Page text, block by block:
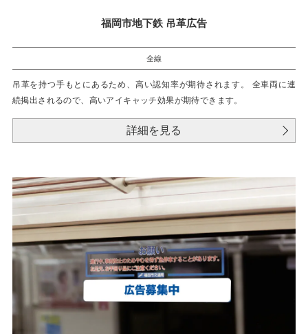
福岡市地下鉄 吊革広告
全線
吊革を持つ手もとにあるため、高い認知率が期待されます。 全車両に連
続掲出されるので、高いアイキャッチ効果が期待できます。
詳細を見る